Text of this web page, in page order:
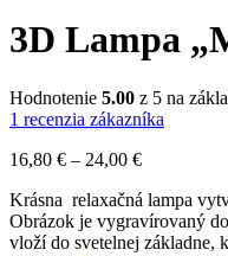
3D Lampa
Hodnotenie 5.00 z 5 na
1 recenzia zákazníka
16,80 € – 24,00 €Price
16,80 €
through
24,00 €
Krásna relaxačná lampa
Obrázok je vygravírovaný
vloží do svetelnej základne,